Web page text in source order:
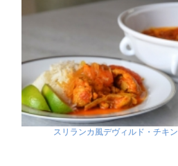
スリランカ風デヴィルド・チキン